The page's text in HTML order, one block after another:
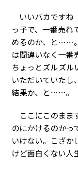
いいバカですね
っ子で、一番売れ
めるのか、と……
は間違いなく一番
ちょっとズルズル
いただいていたし
結果か、と……。
ここにこのまま
のにかけるのかっ
いけない。こざか
けど面白くない人